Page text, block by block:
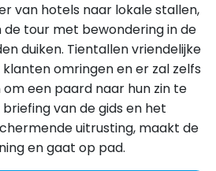
van hotels naar lokale stallen,
de tour met bewondering in de
duiken. Tientallen vriendelijke
omringen en er zal zelfs
om een paard naar hun zin te
van de gids en het
uitrusting, maakt de
en gaat op pad.